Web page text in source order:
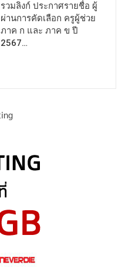
รวมลิงก์ ประกาศรายชื่อ ผู้
ผ่านการคัดเลือก ครูผู้ช่วย
ภาค ก และ ภาค ข ปี
2567…